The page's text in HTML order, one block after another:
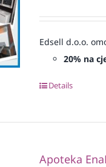
Edsell d.o.o.
20% na
Details
Apoteka